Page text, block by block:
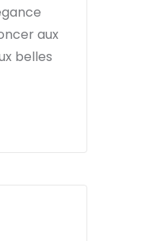
aux
belles